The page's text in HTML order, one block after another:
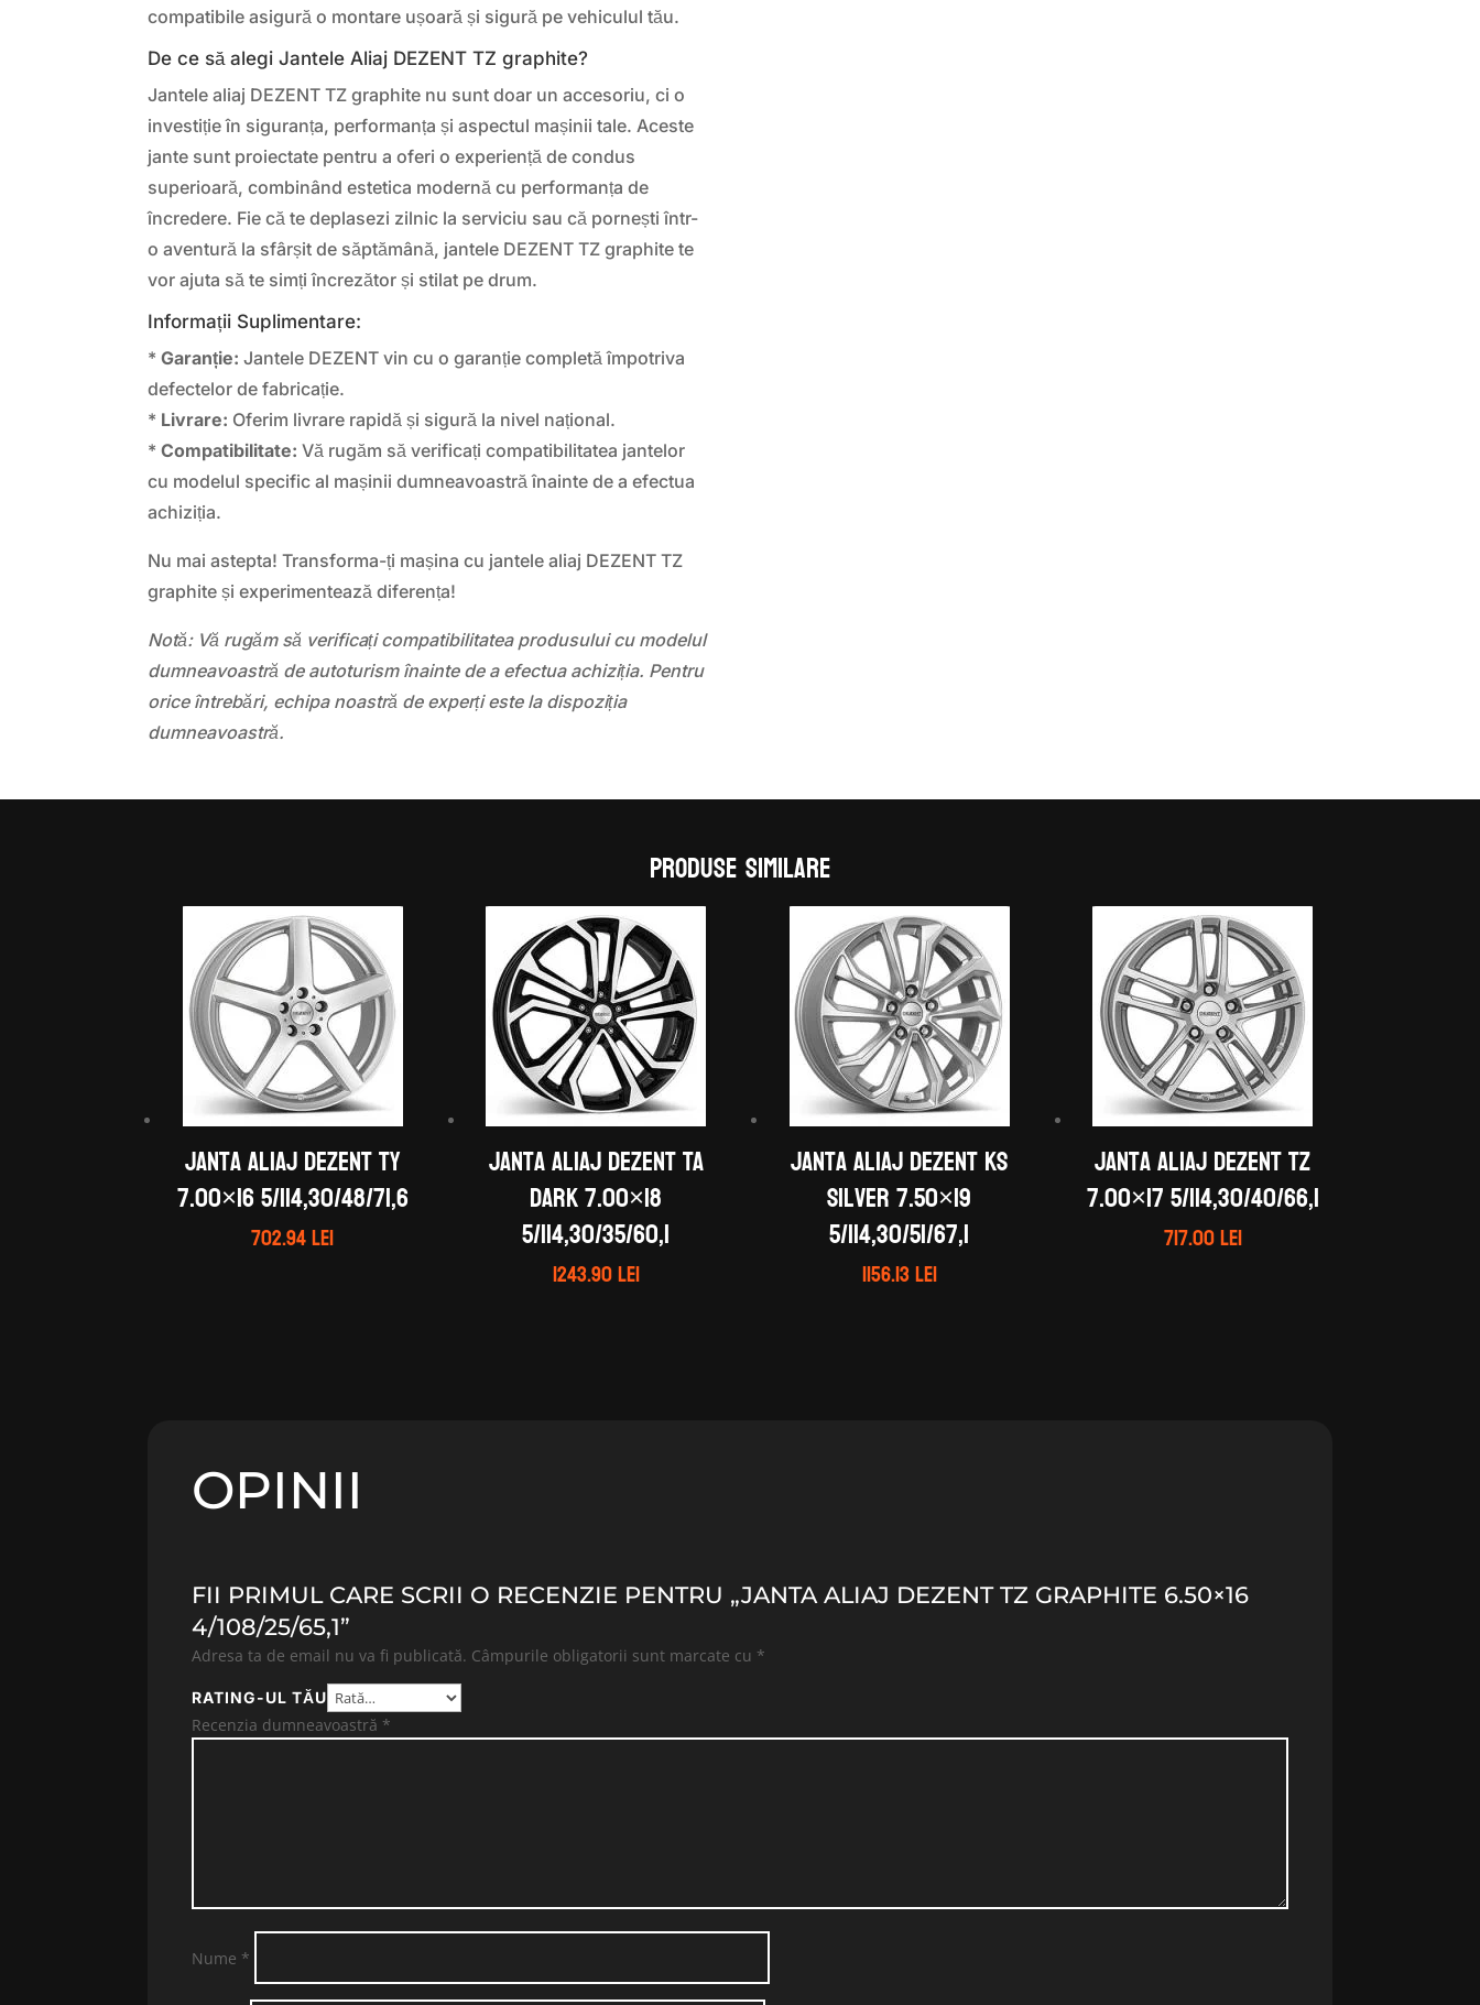
compatibile asigură o montare ușoară și sigură pe vehiculul tău.
De ce să alegi Jantele Aliaj DEZENT TZ graphite?
Jantele aliaj DEZENT TZ graphite nu sunt doar un accesoriu, ci o
investiție în siguranța, performanța și aspectul mașinii tale. Aceste
jante sunt proiectate pentru a oferi o experiență de condus
superioară, combinând estetica modernă cu performanța de
încredere. Fie că te deplasezi zilnic la serviciu sau că pornești într-
o aventură la sfârșit de săptămână, jantele DEZENT TZ graphite te
vor ajuta să te simți încrezător și stilat pe drum.
Informații Suplimentare:
*Garanție: Jantele DEZENT vin cu o garanție completă împotriva
defectelor de fabricație.
* Livrare: Oferim livrare rapidă și sigură la nivel național.
*Compatibilitate: Vă rugăm să verificați compatibilitatea jantelor
cu modelul specific al mașinii dumneavoastră înainte de a efectua
achiziția.
Nu mai astepta! Transforma-ți mașina cu jantele aliaj DEZENT TZ
graphite și experimentează diferența!
Notă: Vă rugăm să verificați compatibilitatea produsului cu modelul
dumneavoastră de autoturism înainte de a efectua achiziția. Pentru
orice întrebări, echipa noastră de experți este la dispoziția
dumneavoastră.
Produse similare
Janta aliaj DEZENT TY
7.00×16 5/114,30/48/71,6
702.94lei
Janta aliaj DEZENT TA
dark 7.00×18
5/114,30/35/60,1
1243.90lei
Janta aliaj DEZENT KS
silver 7.50×19
5/114,30/51/67,1
1156.13lei
Janta aliaj DEZENT TZ
7.00×17 5/114,30/40/66,1
717.00lei
OPINII
FII PRIMUL CARE SCRII O RECENZIE PENTRU „JANTA ALIAJ DEZENT TZ GRAPHITE 6.50×16
4/108/25/65,1”
Adresa ta de email nu va fi publicată. Câmpurile obligatorii sunt marcate cu *
RATING-UL TĂU
Recenzia dumneavoastră *
Nume *